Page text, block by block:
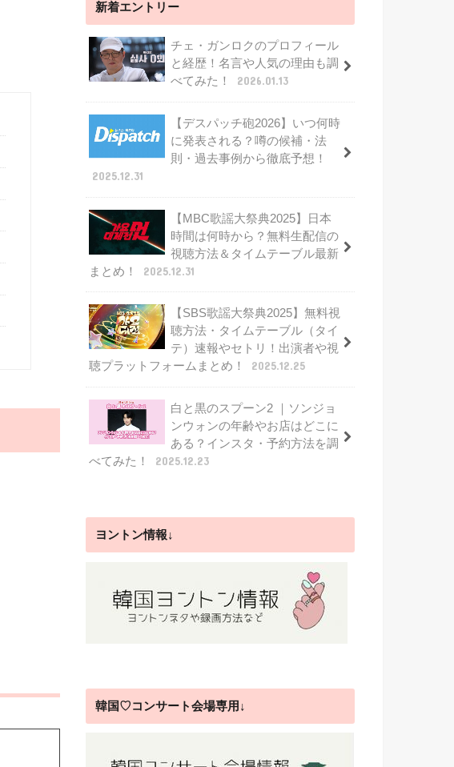
新着エントリー
チェ・ガンロクのプロフィール
と経歴！名言や人気の理由も調
べてみた！
2026.01.13
【デスパッチ砲2026】いつ何時
に発表される？噂の候補・法
則・過去事例から徹底予想！
2025.12.31
【MBC歌謡大祭典2025】日本
時間は何時から？無料生配信の
視聴方法＆タイムテーブル最新
まとめ！
2025.12.31
【SBS歌謡大祭典2025】無料視
聴方法・タイムテーブル（タイ
テ）速報やセトリ！出演者や視
聴プラットフォームまとめ！
2025.12.25
白と黒のスプーン2 ｜ソンジョ
ンウォンの年齢やお店はどこに
ある？インスタ・予約方法を調
べてみた！
2025.12.23
ヨントン情報↓
韓国♡コンサート会場専用↓